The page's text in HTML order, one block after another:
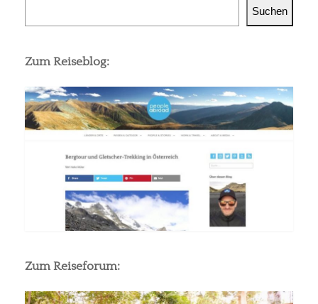
Suchen
Zum Reiseblog:
Zum Reiseforum: